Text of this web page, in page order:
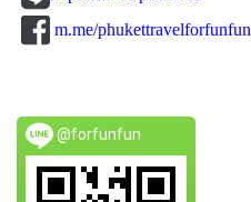
m.me/phukettravelforfunfun
@forfunfun